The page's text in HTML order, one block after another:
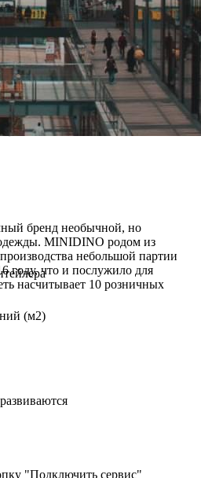
бренд необычной, но
МINIDINO родом из
небольшой партии
году, что и послужило для
насчитывает 10 розничных
(м2)
"Подключить сервис"